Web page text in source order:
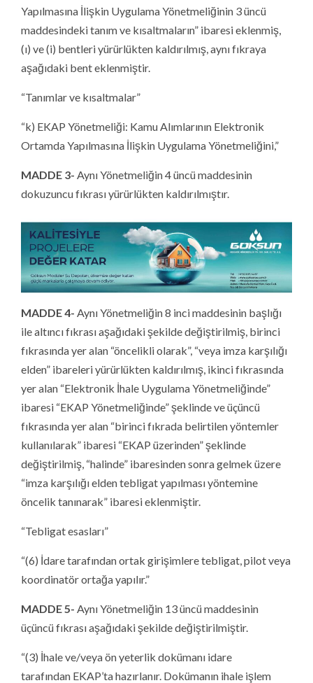
Yapılmasına İlişkin Uygulama Yönetmeliğinin 3 üncü
maddesindeki tanım ve kısaltmaların” ibaresi eklenmiş,
(ı) ve (i) bentleri yürürlükten kaldırılmış, aynı fıkraya
aşağıdaki bent eklenmiştir.
“Tanımlar ve kısaltmalar”
“k) EKAP Yönetmeliği: Kamu Alımlarının Elektronik
Ortamda Yapılmasına İlişkin Uygulama Yönetmeliğini,”
MADDE 3- Aynı Yönetmeliğin 4 üncü maddesinin
dokuzuncu fıkrası yürürlükten kaldırılmıştır.
MADDE 4- Aynı Yönetmeliğin 8 inci maddesinin başlığı
ile altıncı fıkrası aşağıdaki şekilde değiştirilmiş, birinci
fıkrasında yer alan “öncelikli olarak”, “veya imza karşılığı
elden” ibareleri yürürlükten kaldırılmış, ikinci fıkrasında
yer alan “Elektronik İhale Uygulama Yönetmeliğinde”
ibaresi “EKAP Yönetmeliğinde” şeklinde ve üçüncü
fıkrasında yer alan “birinci fıkrada belirtilen yöntemler
kullanılarak” ibaresi “EKAP üzerinden” şeklinde
değiştirilmiş, “halinde” ibaresinden sonra gelmek üzere
“imza karşılığı elden tebligat yapılması yöntemine
öncelik tanınarak” ibaresi eklenmiştir.
“Tebligat esasları”
“(6) İdare tarafından ortak girişimlere tebligat, pilot veya
koordinatör ortağa yapılır.”
MADDE 5- Aynı Yönetmeliğin 13 üncü maddesinin
üçüncü fıkrası aşağıdaki şekilde değiştirilmiştir.
“(3) İhale ve/veya ön yeterlik dokümanı idare
tarafından EKAP’ta hazırlanır. Dokümanın ihale işlem